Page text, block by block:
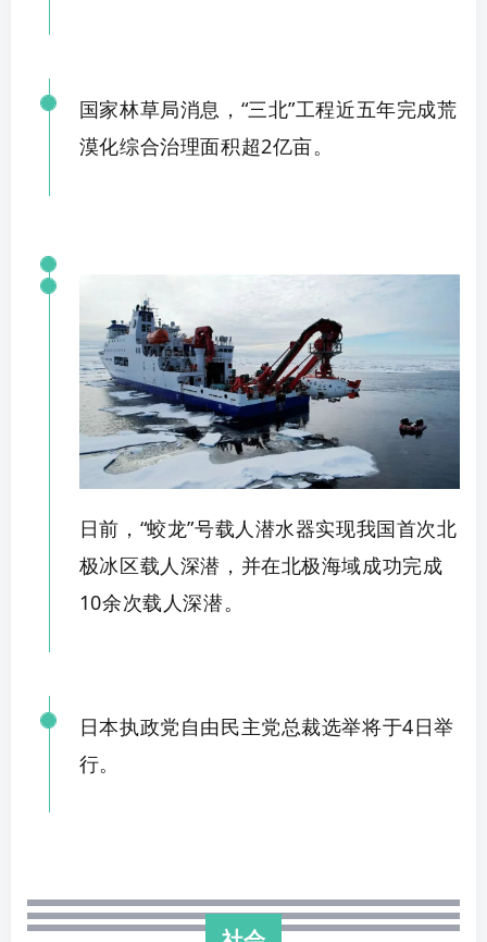
国家林草局消息， “三北”工程近五年完成荒
漠化综合治理面积超2亿亩。
日前，“蛟龙”号载人潜水器实现我国首次北
极冰区载人深潜， 并在北极海域成功完成
10余次载人深潜。
日本执政党自由民主党总裁选举将于4日举
行。